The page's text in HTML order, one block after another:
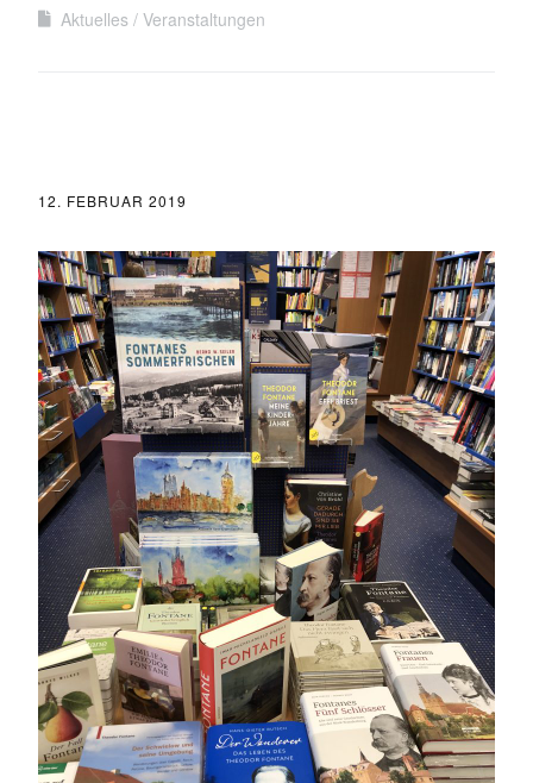
Aktuelles Veranstaltungen
12. FEBRUAR 2019